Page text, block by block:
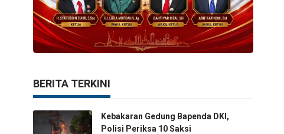
BERITA TERKINI
Kebakaran Gedung Bapenda DKI,
Polisi Periksa 10 Saksi